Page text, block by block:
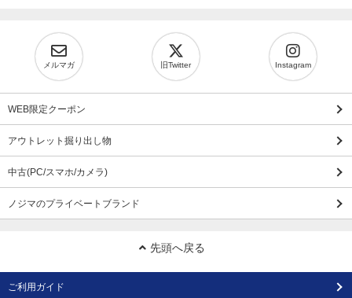
メルマガ 旧Twitter Instagram
WEB限定クーポン
アウトレット掘り出し物
中古(PC/スマホ/カメラ)
ノジマのプライベートブランド
先頭へ戻る
ご利用ガイド